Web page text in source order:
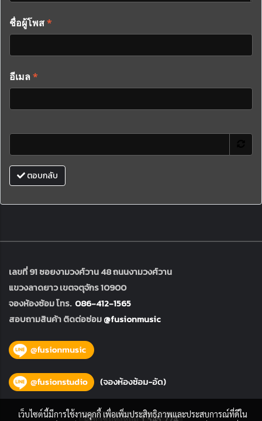
ชื่อผู้โพส*
อีเมล *
ตอบกลับ
เลขที่ 91 ซอยงามวงศ์วาน 48 ถนนงามวงศ์วาน
แขวงลาดยาว เขตจตุจักร 10900
จองห้องซ้อม โทร. 086-412-1565
สอบถามสินค้า ติดต่อซ่อม@fusionmusic
เว็บไซต์นี้มีการใช้งานคุกกี้ เพื่อเพิ่มประสิทธิภาพและประสบการณ์ที่ดีใน